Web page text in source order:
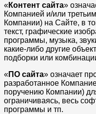
«Контент сайта»
Компанией и/или
Компании) на Сайте, в
текст, графические
программы, музыка,
какие-либо другие
подборки или
«ПО сайта» означает
разработанное
поручению Компании)
ограничиваясь, весь
программы и тп.